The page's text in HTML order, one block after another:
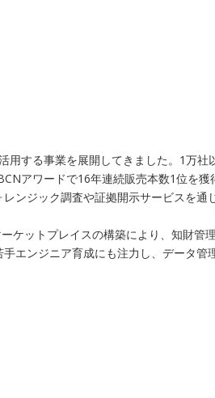
する事業を展開してきました。1万
アワードで16年連続販売本数1位を獲
ンジック調査や証拠開示サービスを通
ットプレイスの構築により、知財管
エンジニア育成にも注力し、データ管